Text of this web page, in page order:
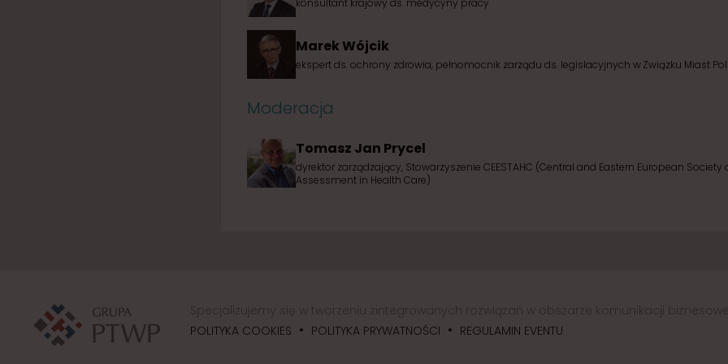
konsultant krajowy ds. medycyny pracy
Marek Wójcik
ekspert ds. ochrony zdrowia, pełnomocnik zarządu ds. legislacyjnych w Związku Miast
Moderacja
Tomasz Jan Prycel
dyrektor zarządzający, Stowarzyszenie CEESTAHC (Central and Eastern European
Assessment in Health Care)
POLITYKA COOKIES • POLITYKA PRYWATNOŚCI • REGULAMIN EVENTU